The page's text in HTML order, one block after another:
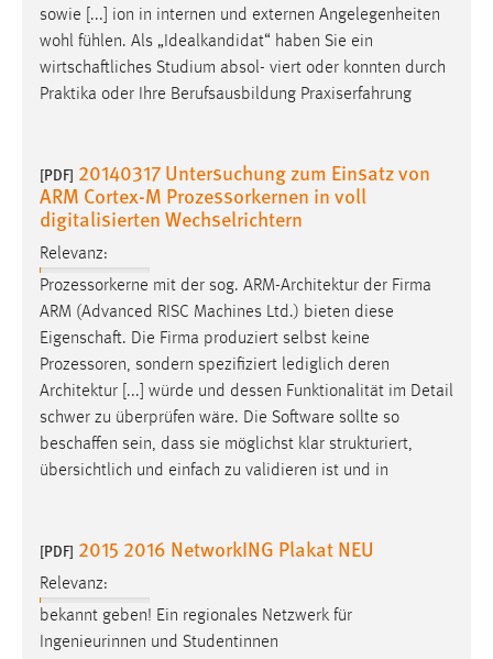
sowie [...] ion in internen und externen Angelegenheiten
wohl fühlen. Als „Idealkandidat“ haben Sie ein
wirtschaftliches Studium absol- viert oder konnten durch
Praktika oder Ihre Berufsausbildung Praxiserfahrung
[PDF] 20140317 Untersuchung zum Einsatz von
ARM Cortex-M Prozessorkernen in voll
digitalisierten Wechselrichtern
Relevanz:
Prozessorkerne mit der sog. ARM-Architektur der Firma
ARM (Advanced RISC Machines Ltd.) bieten diese
Eigenschaft. Die Firma produziert selbst keine
Prozessoren, sondern spezifiziert lediglich deren
Architektur [...] würde und dessen Funktionalität im Detail
schwer zu überprüfen wäre. Die Software sollte so
beschaffen sein, dass sie möglichst klar strukturiert,
übersichtlich und einfach zu validieren ist und in
[PDF] 2015 2016 NetworkING Plakat NEU
Relevanz:
bekannt geben! Ein regionales Netzwerk für
Ingenieurinnen und Studentinnen
Zweck:
Dieser Cookie ist notwendig um sich an der Website
einloggen zu können.
Cookie Laufzeit:
STATISTIK
Diese Informationen helfen uns zu verstehen, wie
unsere Besucher unsere Website nutzen.
Matomo
Name:
_pk_ref, _pk_cvar, _pk_id, _pk_ses
Zweck:
Max. 13 Monate
MARKETING